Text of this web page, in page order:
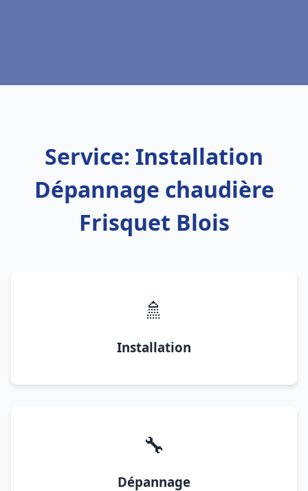
Service: Installation
Dépannage chaudière
Frisquet Blois
🚿
Installation
🔧
Dépannage